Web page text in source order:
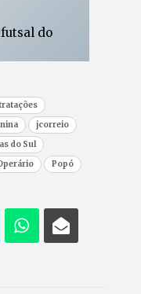
do
jcorreio
do Sul
Popó